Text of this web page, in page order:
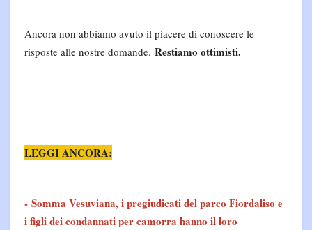
Ancora non abbiamo avuto il piacere di conoscere le
risposte alle nostre domande. Restiamo ottimisti.
LEGGI ANCORA:
- Somma Vesuviana, i pregiudicati del parco Fiordaliso e
i figli dei condannati per camorra hanno il loro